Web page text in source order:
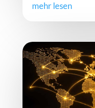
mehr lesen